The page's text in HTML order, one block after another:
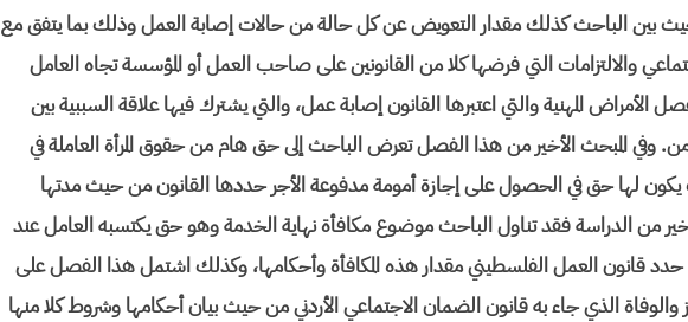
حيث بين الباحث كذلك مقدار التعويض عن كل حالة من حالات إصابة العمل وذلك بما يتفق مع
والالتزامات التي فرضها كلا من القانونين على صاحب العمل أو المؤسسة تجاه العامل
الأمراض المهنية والتي اعتبرها القانون إصابة عمل، والتي يشترك فيها علاقة السببية بين
وفي المبحث الأخير من هذا الفصل تعرض الباحث إلى حق هام من حقوق المرأة العاملة في
لها حق في الحصول على إجازة أمومة مدفوعة الأجر حددها القانون من حيث مدتها
من الدراسة فقد تناول الباحث موضوع مكافأة نهاية الخدمة وهو حق يكتسبه العامل عند
قانون العمل الفلسطيني مقدار هذه المكافأة وأحكامها، وكذلك اشتمل هذا الفصل على
الذي جاء به قانون الضمان الاجتماعي الأردني من حيث بيان أحكامها وشروط كلا منها